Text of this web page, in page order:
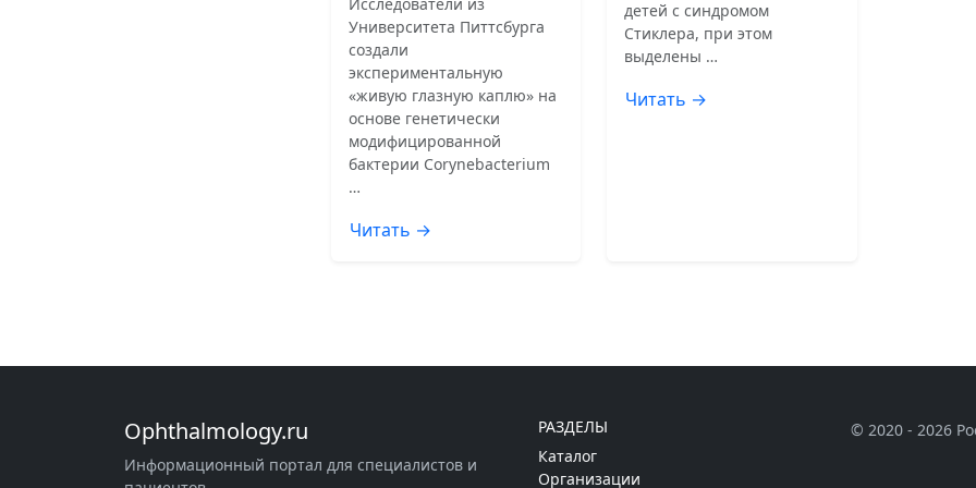
Университета Питтсбурга
создали
экспериментальную
«живую глазную каплю» на
основе генетически
модифицированной
бактерии Corynebacterium
…
Читать →
детей с синдромом
Стиклера, при этом
выделены …
Читать →
Ophthalmology.ru
Информационный портал для специалистов и
РАЗДЕЛЫ
Каталог
Организации
© 2020 - 2026